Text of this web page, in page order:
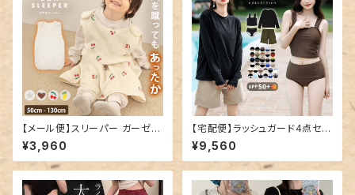
【メール便】スリーパー ガーゼ フ
リース キッズ 女の子／kidsto
ps016
¥3,960
【宅配便】ラッシュガード4点セッ
トビキニ C／hys2861
¥9,560